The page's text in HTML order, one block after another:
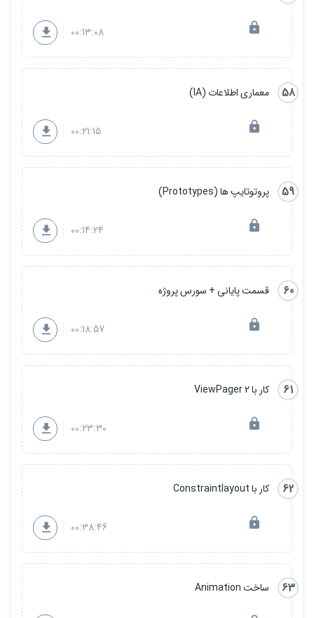
00:13:08
58 معماری اطلاعات (IA)
00:21:15
59 پروتوتایپ ها (Prototypes)
00:14:24
60 قسمت پایانی + سورس پروژه
00:18:57
61 کار با ViewPager 2
00:23:30
62 کار با Constraintlayout
00:38:46
63 ساخت Animation